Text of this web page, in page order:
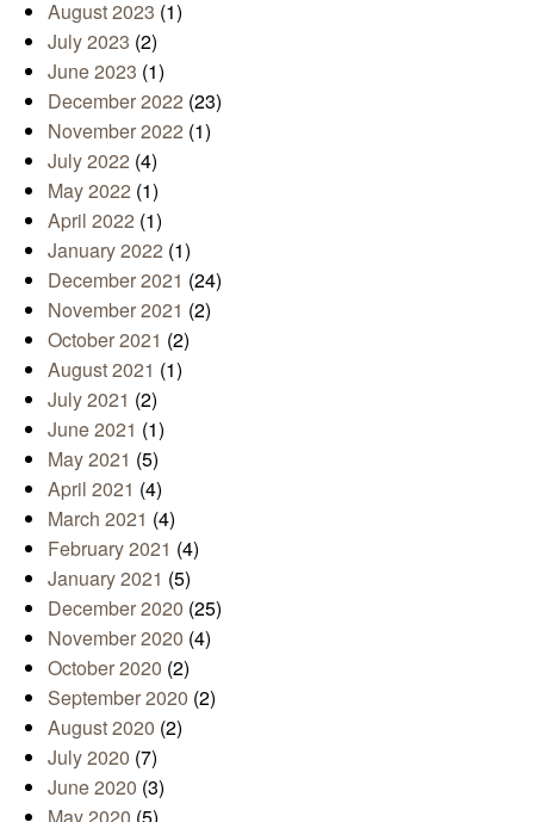
August 2023 (1)
July 2023 (2)
June 2023 (1)
December 2022 (23)
November 2022 (1)
July 2022 (4)
May 2022 (1)
April 2022 (1)
January 2022 (1)
December 2021 (24)
November 2021 (2)
October 2021 (2)
August 2021 (1)
July 2021 (2)
June 2021 (1)
May 2021 (5)
April 2021 (4)
March 2021 (4)
February 2021 (4)
January 2021 (5)
December 2020 (25)
November 2020 (4)
October 2020 (2)
September 2020 (2)
August 2020 (2)
July 2020 (7)
June 2020 (3)
May 2020 (5)